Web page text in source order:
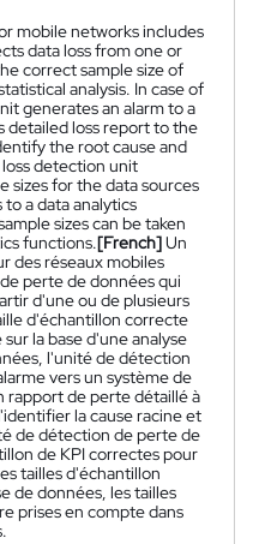
mobile networks includes
data loss from one or
correct sample size of
analysis. In case of
generates an alarm to a
detailed loss report to the
the root cause and
detection unit
sizes for the data sources
a data analytics
sizes can be taken
functions.[French]Un
des réseaux mobiles
perte de données qui
d'une ou de plusieurs
d'échantillon correcte
la base d'une analyse
l'unité de détection
vers un système de
rapport de perte détaillé à
la cause racine et
de détection de perte de
de KPI correctes pour
tailles d'échantillon
de données, les tailles
prises en compte dans